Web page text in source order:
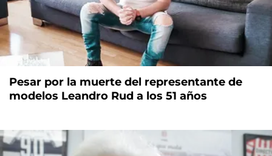
Pesar por la muerte del representante de
modelos Leandro Rud a los 51 años